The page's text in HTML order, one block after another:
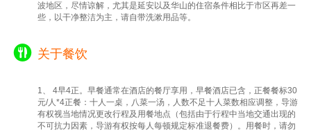
波地区，尽情谅解，尤其是延安以及华山的住宿条件相比于市区再差一
些，以干净整洁为主，请自带洗漱用品等。
关于餐饮
1、 4早4正。早餐通常在酒店的餐厅享用，早餐酒店已含，正餐餐标30
元/人*4正餐：十人一桌，八菜一汤，人数不足十人菜数相应调整，导游
有权视当地情况更改行程及用餐地点（包括由于行程中当地交通出现的
不可抗力因素，导游有权按每人每顿规定标准退餐费）。用餐时，请勿